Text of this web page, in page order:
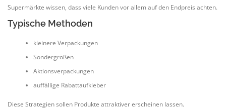
Supermärkte wissen, dass viele Kunden vor allem auf den Endpreis achten.
Typische Methoden
kleinere Verpackungen
Sondergrößen
Aktionsverpackungen
auffällige Rabattaufkleber
Diese Strategien sollen Produkte attraktiver erscheinen lassen.